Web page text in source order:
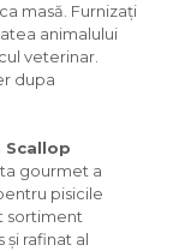
masă. Furnizați
animalului
veterinar.
dupa
Scallop
gourmet a
pisicile
sortiment
și rafinat al